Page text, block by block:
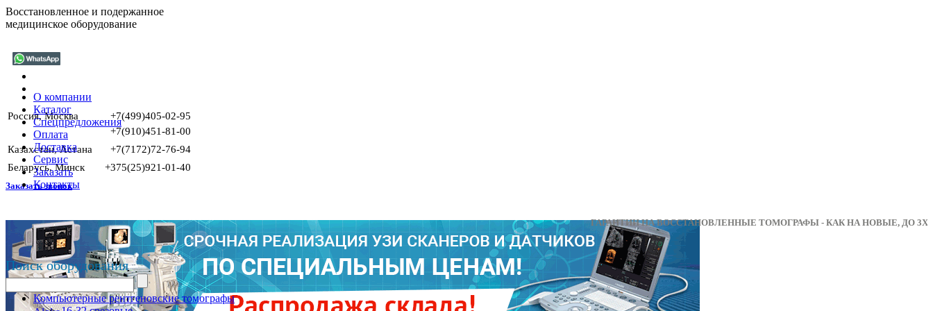
Восстановленное и подержанное
медицинское оборудование
Россия, Москва
+7(499)405-02-95
+7(910)451-81-00
Казахстан, Астана
+7(7172)72-76-94
Беларусь, Минск
+375(25)921-01-40
Заказать звонок
ГАРАНТИИ НА ВОССТАНОВЛЕННЫЕ ТОМОГРАФЫ - КАК НА
О компании
Каталог
Спецпредложения
Оплата
Доставка
Сервис
Заказать
Контакты
Поиск оборудования
Компьютерные рентгеновские томографы